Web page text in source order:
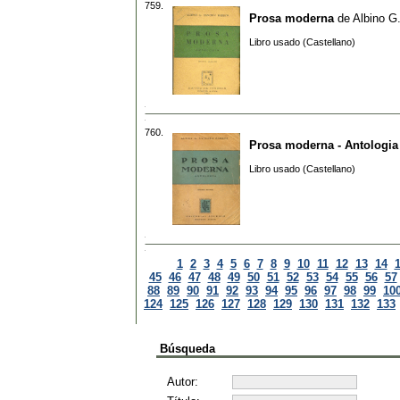
759.
Prosa moderna de Albino
Libro usado (Castellano)
760.
Prosa moderna - Antologia
Libro usado (Castellano)
1 2 3 4 5 6 7 8 9 10 11 12 13 14
45 46 47 48 49 50 51 52 53 54 55 56 57
88 89 90 91 92 93 94 95 96 97 98 99
124 125 126 127 128 129 130 131 132 133
Búsqueda
Autor: